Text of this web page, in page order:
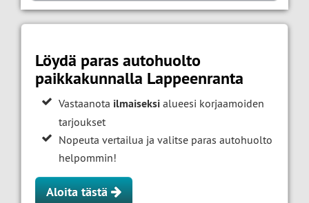
Löydä paras autohuolto
paikkakunnalla Lappeenranta
Vastaanota ilmaiseksi alueesi korjaamoiden
tarjoukset
Nopeuta vertailua ja valitse paras autohuolto
helpommin!
Aloita tästä